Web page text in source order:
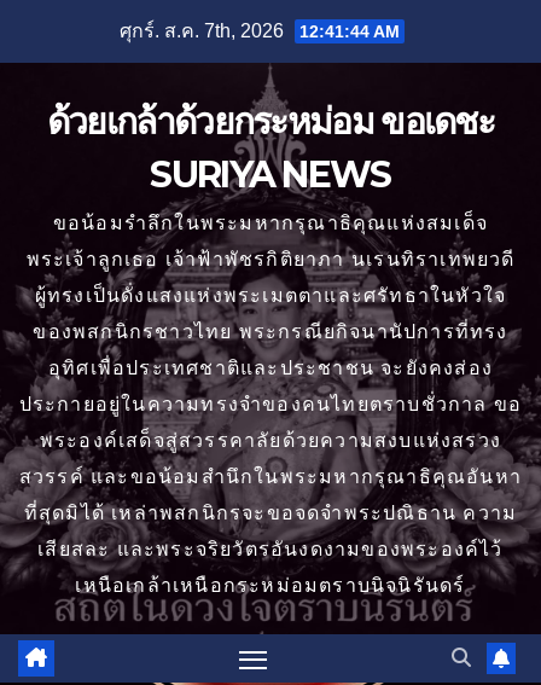
ศุกร์. ส.ค. 7th, 2026 12:41:45 AM
ด้วยเกล้าด้วยกระหม่อม ขอเดชะ
SURIYA NEWS
ขอน้อมรำลึกในพระมหากรุณาธิคุณแห่งสมเด็จ
พระเจ้าลูกเธอ เจ้าฟ้าพัชรกิติยาภา นเรนทิราเทพยวดี
ผู้ทรงเป็นดั่งแสงแห่งพระเมตตาและศรัทธาในหัวใจ
ของพสกนิกรชาวไทย พระกรณียกิจนานัปการที่ทรง
อุทิศเพื่อประเทศชาติและประชาชน จะยังคงส่อง
ประกายอยู่ในความทรงจำของคนไทยตราบชั่วกาล ขอ
พระองค์เสด็จสู่สวรรคาลัยด้วยความสงบแห่งสรวง
สวรรค์ และขอน้อมสำนึกในพระมหากรุณาธิคุณอันหา
ที่สุดมิได้ เหล่าพสกนิกรจะขอจดจำพระปณิธาน ความ
เสียสละ และพระจริยวัตรอันงดงามของพระองค์ไว้
เหนือเกล้าเหนือกระหม่อมตราบนิจนิรันดร์